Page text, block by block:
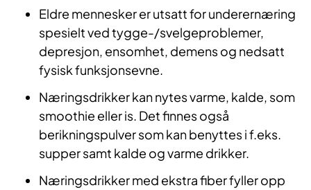
Eldre mennesker er utsatt for underernæring
spesielt ved tygge-/svelgeproblemer,
depresjon, ensomhet, demens og nedsatt
fysisk funksjonsevne.
Næringsdrikker kan nytes varme, kalde, som
smoothie eller is. Det finnes også
berikningspulver som kan benyttes i f.eks.
supper samt kalde og varme drikker.
Næringsdrikker med ekstra fiber fyller opp